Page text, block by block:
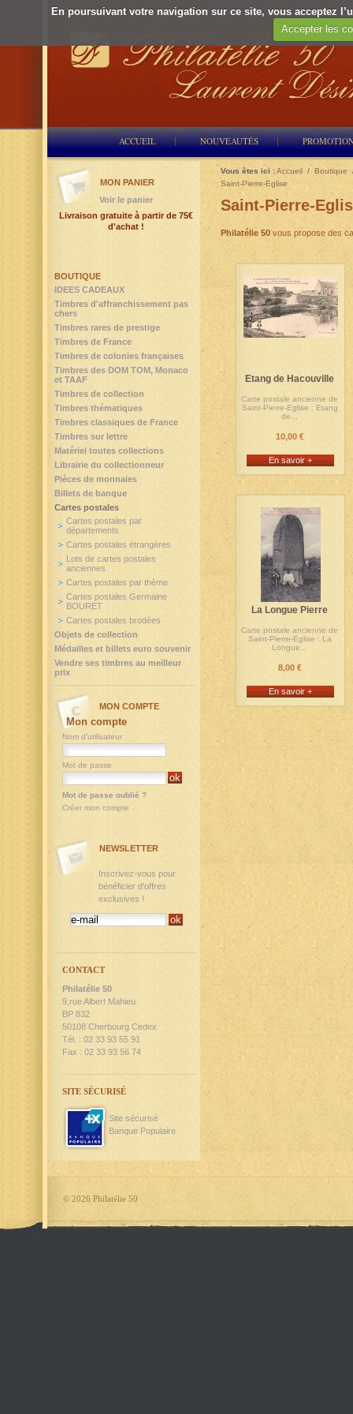
En poursuivant votre navigation sur ce site, vous acceptez
Accepter les
ACCUEIL NOUVEAUTÉS
Vous êtes ici :Accueil / Boutique
Saint-Pierre-Eglise
Saint-Pierre-
Philatélie 50 vous propose des
Etang de Hacouville
Carte postale ancienne de
Saint-Pierre-Eglise : Etang
de...
10,00 €
En savoir +
La Longue Pierre
Carte postale ancienne de
Saint-Pierre-Eglise : La
Longue...
8,00 €
En savoir +
BOUTIQUE
IDEES CADEAUX
Timbres d'affranchissement pas
chers
Timbres rares de prestige
Timbres de France
Timbres de colonies françaises
Timbres des DOM TOM, Monaco
et TAAF
Timbres de collection
Timbres thématiques
Timbres classiques de France
Timbres sur lettre
Matériel toutes collections
Librairie du collectionneur
Pièces de monnaies
Billets de banque
Cartes postales
Cartes postales par
départements
Cartes postales étrangères
Lots de cartes postales
anciennes
Cartes postales par thème
Cartes postales Germaine
BOURET
Cartes postales brodées
Objets de collection
Médailles et billets euro souvenir
Vendre ses timbres au meilleur
prix
MON PANIER
Voir le panier
Livraison gratuite à partir de 75€
d'achat !
MON COMPTE
Mon compte
Nom d'utilisateur
Mot de passe
Mot de passe oublié ?
Créer mon compte
NEWSLETTER
Inscrivez-vous pour
bénéficier d'offres
exclusives !
CONTACT
Philatélie 50
9,rue Albert Mahieu
BP 832
50108 Cherbourg Cedex
Tél. : 02 33 93 55 91
Fax : 02 33 93 56 74
SITE SÉCURISÉ
Site sécurisé
Banque Populaire
© 2026 Philatélie 50